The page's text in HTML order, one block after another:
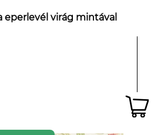
virág mintával